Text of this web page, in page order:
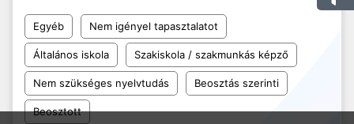
Egyéb Nem igényel tapasztalatot
Általános iskola Szakiskola / szakmunkás képző
Nem szükséges nyelvtudás Beosztás szerinti
Beosztott